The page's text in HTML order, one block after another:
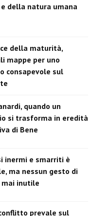
della natura umana
della maturità,
mappe per uno
consapevole sul
quando un
si trasforma in eredità
di Bene
inermi e smarriti è
ma nessun gesto di
mai inutile
prevale sul